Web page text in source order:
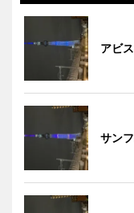
アビ
サン